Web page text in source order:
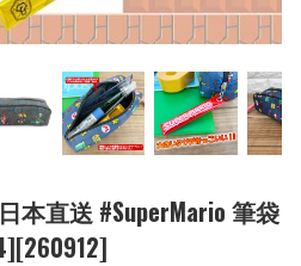
本直送 #​SuperMario 筆袋